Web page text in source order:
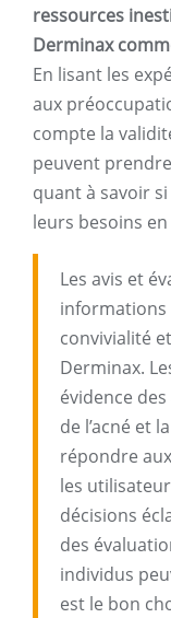
ressources
Derminax
En lisant les
aux
compte la
peuvent
quant à savoir
leurs besoins
Les avis et
informations
convivialité
Derminax.
évidence
de l’acné et
répondre
les
décisions
des
individus
est le bon